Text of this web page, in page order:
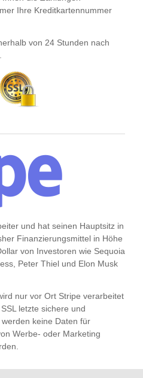
Ihre Kreditkartennummer
von 24 Stunden nach
und hat seinen Hauptsitz in
Finanzierungsmittel in Höhe
von Investoren wie Sequoia
Peter Thiel und Elon Musk
nur vor Ort Stripe verarbeitet
letzte sichere und
keine Daten für
Werbe- oder Marketing